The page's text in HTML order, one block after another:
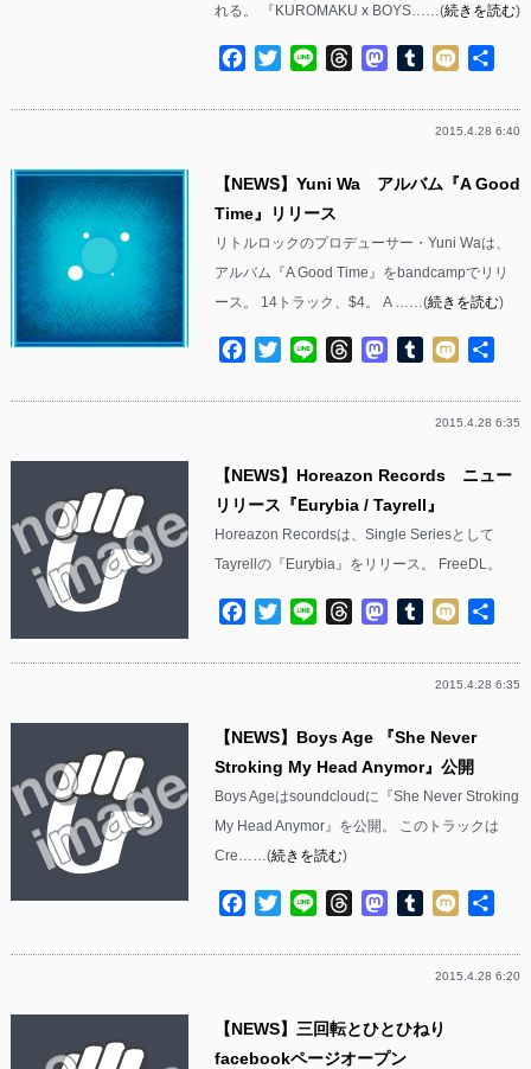
れる。 『KUROMAKU x BOYS……(続きを読む)
Facebook
TwitterLine ThreadsMastodon
Tumblr
Mixi
2015.4.28 6:40
【NEWS】Yuni Wa アルバム『A Good
Time』リリース
リトルロックのプロデューサー・Yuni Waは、
アルバム『A Good Time』をbandcampでリリ
ース。 14トラック、$4。 A ……(続きを読む)
Facebook
TwitterLine ThreadsMastodon
Tumblr
Mixi
2015.4.28 6:35
【NEWS】Horeazon Records ニュー
リリース『Eurybia / Tayrell』
Horeazon Recordsは、Single Seriesとして
Tayrellの『Eurybia』をリリース。 FreeDL。
Facebook
TwitterLine ThreadsMastodon
Tumblr
Mixi
2015.4.28 6:35
【NEWS】Boys Age 『She Never
Stroking My Head Anymor』公開
Boys Ageはsoundcloudに『She Never Stroking
My Head Anymor』を公開。 このトラックは
Cre……(続きを読む)
Facebook
TwitterLine ThreadsMastodon
Tumblr
Mixi
2015.4.28 6:20
【NEWS】三回転とひとひねり
facebookページオープン